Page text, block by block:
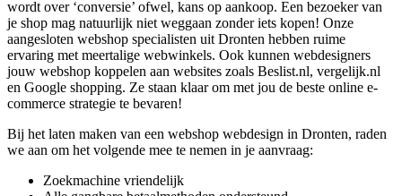
wordt over ‘conversie’ ofwel, kans op aankoop. Een bezoeker van
je shop mag natuurlijk niet weggaan zonder iets kopen! Onze
aangesloten webshop specialisten uit Dronten hebben ruime
ervaring met meertalige webwinkels. Ook kunnen webdesigners
jouw webshop koppelen aan websites zoals Beslist.nl, vergelijk.nl
en Google shopping. Ze staan klaar om met jou de beste online e-
commerce strategie te bevaren!
Bij het laten maken van een webshop webdesign in Dronten, raden
we aan om het volgende mee te nemen in je aanvraag:
Zoekmachine vriendelijk